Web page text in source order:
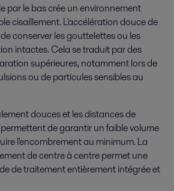
par le bas crée un environnement
cisaillement. L'accélération douce de
conserver les gouttelettes ou les
intactes. Cela se traduit par des
supérieures, notamment lors de
ou de particules sensibles au
douces et les distances de
de garantir un faible volume
l'encombrement au minimum. La
de centre à centre permet une
de traitement entièrement intégrée et